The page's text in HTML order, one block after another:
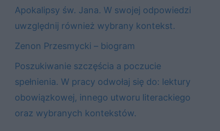
Apokalipsy św. Jana. W swojej odpowiedzi
uwzględnij również wybrany kontekst.
Zenon Przesmycki – biogram
Poszukiwanie szczęścia a poczucie
spełnienia. W pracy odwołaj się do: lektury
obowiązkowej, innego utworu literackiego
oraz wybranych kontekstów.